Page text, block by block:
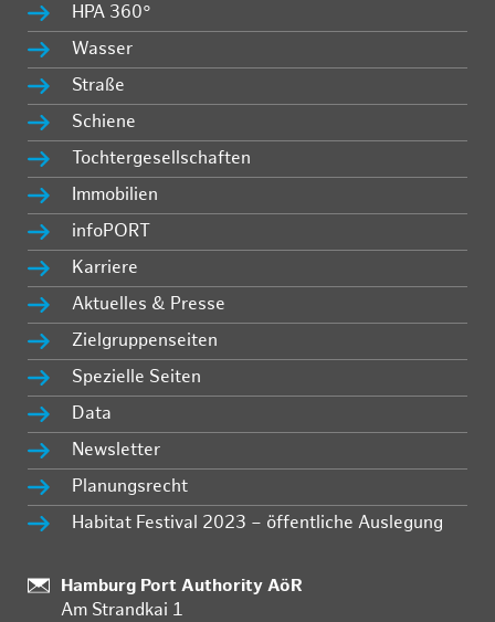
HPA 360°
Wasser
Straße
Schiene
Tochtergesellschaften
Immobilien
infoPORT
Karriere
Aktuelles & Presse
Zielgruppenseiten
Spezielle Seiten
Data
Newsletter
Planungsrecht
Habitat Festival 2023 – öffentliche Auslegung
:
Hamburg Port Authority AöR
Am Strandkai 1